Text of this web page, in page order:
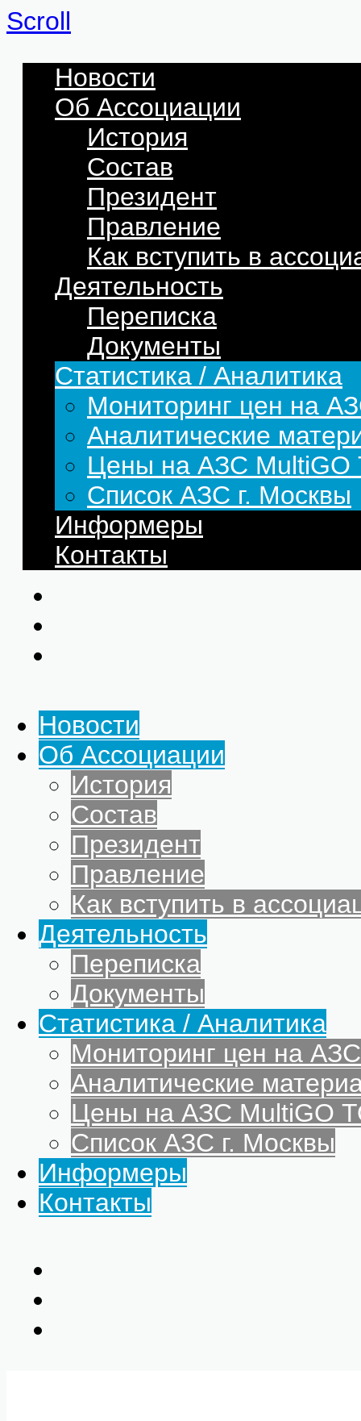
Scroll
Новости
Об Ассоциации
История
Состав
Президент
Правление
Как вступить в
Деятельность
Переписка
Документы
Статистика / Аналитика
Мониторинг цен на
Аналитические
Цены на АЗС
Список АЗС г. Москвы
Информеры
Контакты
Новости
Об Ассоциации
История
Состав
Президент
Правление
Как вступить в
Деятельность
Переписка
Документы
Статистика / Аналитика
Мониторинг цен на
Аналитические
Цены на АЗС MultiGO
Список АЗС г. Москвы
Информеры
Контакты